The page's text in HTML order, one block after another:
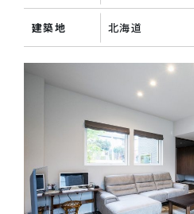
建築地 北海道